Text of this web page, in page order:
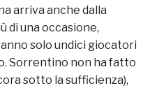
arriva anche dalla
di una occasione,
solo undici giocatori
Sorrentino non ha fatto
sotto la sufficienza),